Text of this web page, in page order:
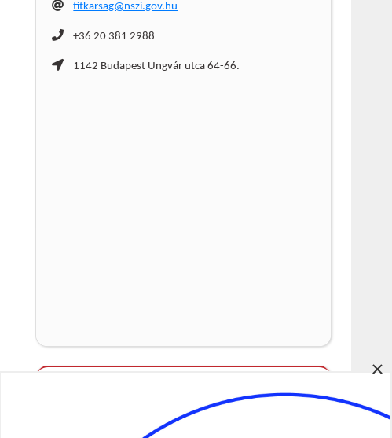
×
titkarsag@nszi.gov.hu
+36 20 381 2988
1142 Budapest Ungvár utca 64-66.